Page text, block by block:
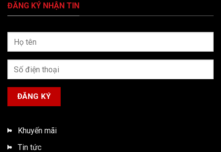
ĐĂNG KÝ NHẬN TIN
Khuyến mãi
Tin tức